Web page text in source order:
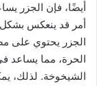
أيضًا، فإن الجزر
أمر قد ينعكس بشكل
الجزر يحتوي على
الحرة، مما يساعد
الشيخوخة. لذلك،